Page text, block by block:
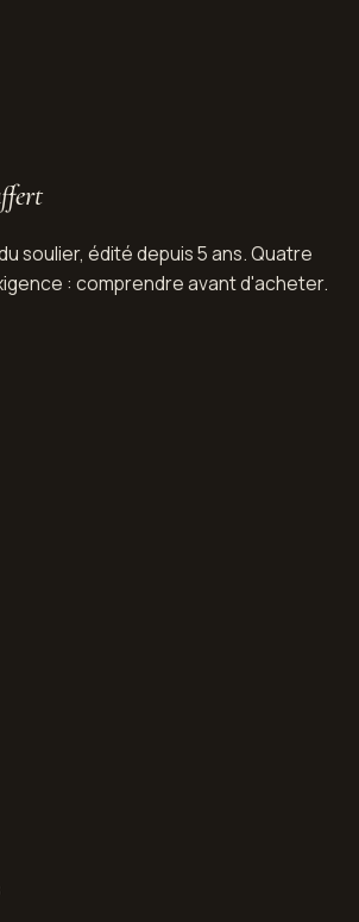
soulier, édité depuis 5 ans. Quatre
: comprendre avant d'acheter.